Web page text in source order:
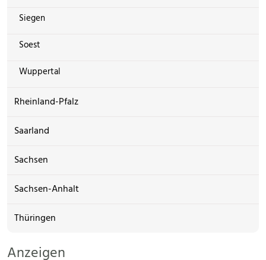
Siegen
Soest
Wuppertal
Rheinland-Pfalz
Saarland
Sachsen
Sachsen-Anhalt
Thüringen
Anzeigen